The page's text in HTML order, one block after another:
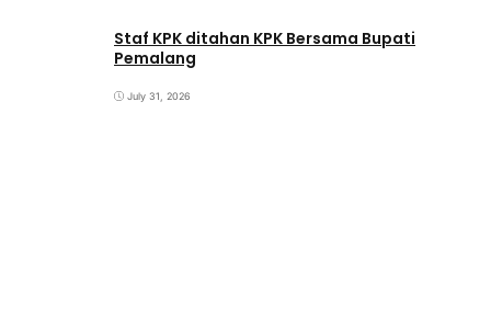
Staf KPK ditahan KPK Bersama Bupati
Pemalang
July 31, 2026